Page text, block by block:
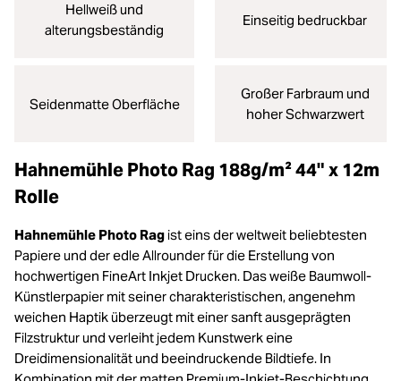
Hellweiß und
alterungsbeständig
Einseitig bedruckbar
Seidenmatte Oberfläche
Großer Farbraum und
hoher Schwarzwert
Hahnemühle Photo Rag 188g/m² 44" x 12m
Rolle
Hahnemühle Photo Rag ist eins der weltweit beliebtesten
Papiere und der edle Allrounder für die Erstellung von
hochwertigen FineArt Inkjet Drucken. Das weiße Baumwoll-
Künstlerpapier mit seiner charakteristischen, angenehm
weichen Haptik überzeugt mit einer sanft ausgeprägten
Filzstruktur und verleiht jedem Kunstwerk eine
Dreidimensionalität und beeindruckende Bildtiefe. In